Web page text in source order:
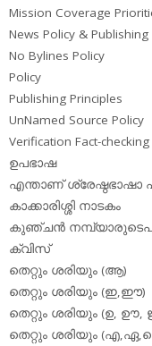
Mission Coverage
News Policy & Publishing
No Bylines Policy
Policy
Publishing Principles
UnNamed Source Policy
Verification Fact-
ഉപഭാഷ
എന്താണ് ശ്രേഷ്ഠഭാഷാ
കാക്കാരിശ്ശി നാടകം
കുഞ്ചന്‍
ക്വിസ്
തെറ്റും ശരിയും (ആ)
തെറ്റും ശരിയും (ഇ,ഈ)
തെറ്റും ശരിയും (ഉ, ഊ,
തെറ്റും ശരിയും